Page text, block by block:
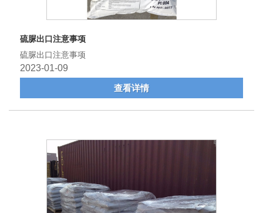
硫脲出口注意事项
硫脲出口注意事项
2023-01-09
查看详情